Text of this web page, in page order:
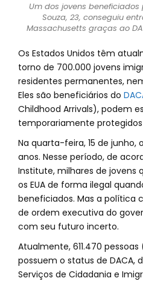
Um dos jovens
Souza, 23, conseguiu
Massachusetts graças ao
Os Estados Unidos têm
torno de 700.000 jovens
residentes permanentes,
Eles são beneficiários do
Childhood Arrivals), podem
temporariamente
Na quarta-feira, 15 de junho,
anos. Nesse período, de
Institute, milhares de jovens
os EUA de forma ilegal
beneficiados. Mas a política
de ordem executiva do
com seu futuro incerto.
Atualmente, 611.470 pessoas
possuem o status de DACA,
Serviços de Cidadania e